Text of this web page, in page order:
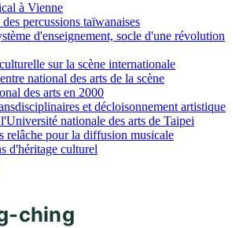
à Vienne
percussions taïwanaises
d'enseignement, socle d'une révolution
sur la scène internationale
national des arts de la scène
des arts en 2000
et décloisonnement artistique
nationale des arts de Taipei
relâche pour la diffusion musicale
d'héritage culturel
ching